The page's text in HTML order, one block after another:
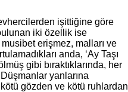
işittiğine göre
iki özellik ise
erişmez, malları ve
anda, ‘Ay Taşı
gibi bıraktıklarında, her
yanlarına
gözden ve kötü ruhlardan